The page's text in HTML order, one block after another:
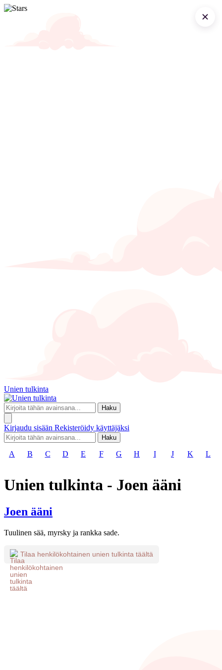
Unien tulkinta
Haku
Kirjaudu sisään Rekisteröidy käyttäjäksi
Haku
A B C D E F G H I J K L
Unien tulkinta - Joen ääni
Joen ääni
Tuulinen sää, myrsky ja rankka sade.
Tilaa henkilökohtainen unien tulkinta täältä